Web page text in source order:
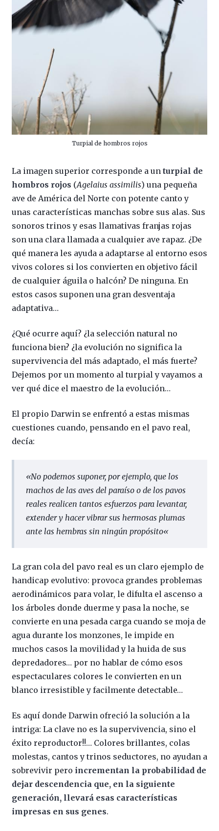
Turpial de hombros rojos
La imagen superior corresponde a un turpial de
hombros rojos (Agelaius assimilis) una pequeña
ave de América del Norte con potente canto y
unas características manchas sobre sus alas. Sus
sonoros trinos y esas llamativas franjas rojas
son una clara llamada a cualquier ave rapaz. ¿De
qué manera les ayuda a adaptarse al entorno esos
vivos colores si los convierten en objetivo fácil
de cualquier águila o halcón? De ninguna. En
estos casos suponen una gran desventaja
adaptativa…
¿Qué ocurre aquí? ¿la selección natural no
funciona bien? ¿la evolución no significa la
supervivencia del más adaptado, el más fuerte?
Dejemos por un momento al turpial y vayamos a
ver qué dice el maestro de la evolución…
El propio Darwin se enfrentó a estas mismas
cuestiones cuando, pensando en el pavo real,
decía:
«No podemos suponer, por ejemplo, que los
machos de las aves del paraíso o de los pavos
reales realicen tantos esfuerzos para levantar,
extender y hacer vibrar sus hermosas plumas
ante las hembras sin ningún propósito«
La gran cola del pavo real es un claro ejemplo de
handicap evolutivo: provoca grandes problemas
aerodinámicos para volar, le difulta el ascenso a
los árboles donde duerme y pasa la noche, se
convierte en una pesada carga cuando se moja de
agua durante los monzones, le impide en
muchos casos la movilidad y la huida de sus
depredadores… por no hablar de cómo esos
espectaculares colores le convierten en un
blanco irresistible y facilmente detectable…
Es aquí donde Darwin ofreció la solución a la
intriga: La clave no es la supervivencia, sino el
éxito reproductor!!… Colores brillantes, colas
molestas, cantos y trinos seductores, no ayudan a
sobrevivir pero incrementan la probabilidad de
dejar descendencia que, en la siguiente
generación, llevará esas características
impresas en sus genes.